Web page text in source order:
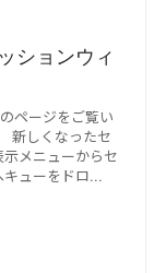
ションウィ
ページをご覧い
新しくなったセ
メニューからセ
ューをドロ